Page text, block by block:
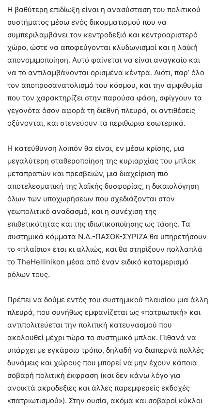
Η βαθύτερη επιδίωξη είναι η ανασύσταση του πολιτικού
συστήματος μέσω ενός δικομματισμού που να
συμπεριλαμβάνει τον κεντροδεξιό και κεντροαριστερό
χώρο, ώστε να αποφεύγονται κλυδωνισμοί και η λαϊκή
απονομιμοποίηση. Αυτό φαίνεται να είναι αναγκαίο και
να το αντιλαμβάνονται ορισμένα κέντρα. Διότι, παρ’ όλο
τον αποπροσανατολισμό του κόσμου, και την αμφιθυμία
που τον χαρακτηρίζει στην παρούσα φάση, σφίγγουν τα
γεγονότα όσον αφορά τη διεθνή πλευρά, οι αντιθέσεις
οξύνονται, και στενεύουν τα περιθώρια εσωτερικά.
Η κατεύθυνση λοιπόν θα είναι, εν μέσω κρίσης, μια
μεγαλύτερη σταθεροποίηση της κυριαρχίας του μπλοκ
μεταπρατών και πρεσβειών, μια διαχείριση πιο
αποτελεσματική της λαϊκής δυσφορίας, η δικαιολόγηση
όλων των υποχωρήσεων που σχεδιάζονται στον
γεωπολιτικό αναδασμό, και η συνέχιση της
επιθετικότητας και της ιδιωτικοποίησης ως τάσης. Τα
συστημικά κόμματα Ν.Δ.-ΠΑΣΟΚ-ΣΥΡΙΖΑ θα υπηρετήσουν
το «πλαίσιο» έτσι κι αλλιώς, και θα στηρίξουν πολλαπλά
το TheHellinikon μέσα από έναν ειδικό καταμερισμό
ρόλων τους.
Πρέπει να δούμε εντός του συστημικού πλαισίου μια άλλη
πλευρά, που συνήθως εμφανίζεται ως «πατριωτική» και
αντιπολιτεύεται την πολιτική κατευνασμού που
ακολουθεί μέχρι τώρα το συστημικό μπλοκ. Πιθανά να
υπάρχει με εγκάρσιο τρόπο, δηλαδή να διαπερνά πολλές
δυνάμεις και χώρους που μπορεί να μην έχουν κάποια
σοβαρή πολιτική έκφραση (και δεν κάνω λόγο για
ανοικτά ακροδεξιές και άλλες παρεμφερείς εκδοχές
«πατριωτισμού»). Στην ουσία, ακόμα και σοβαροί κύκλοι